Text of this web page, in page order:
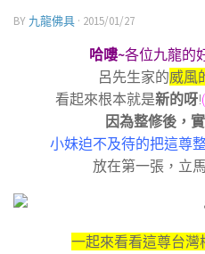
BY 九龍佛具 · 2015/01/27
哈嘍~各位九龍的
呂先生家的威風
看起來根本就是新的呀!
因為整修後，
小妹迫不及待的把這尊
放在第一張，立
一起來看看這尊台